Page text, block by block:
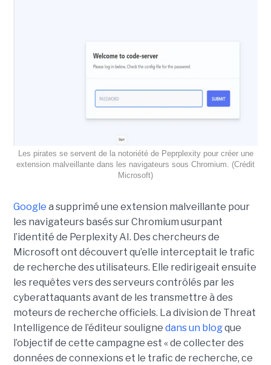
Les pirates se servent de la notoriété de Peprplexity pour créer une
extension malveillante dans les navigateurs sous Chromium. (Crédit
Microsoft)
Google a supprimé une extension malveillante pour
les navigateurs basés sur Chromium usurpant
l’identité de Perplexity AI. Des chercheurs de
Microsoft ont découvert qu’elle interceptait le trafic
de recherche des utilisateurs. Elle redirigeait ensuite
les requêtes vers des serveurs contrôlés par les
cyberattaquants avant de les transmettre à des
moteurs de recherche officiels. La division de Threat
Intelligence de l’éditeur souligne dans un blogque
l’objectif de cette campagne est « de collecter des
données de connexions et le trafic de recherche, ce